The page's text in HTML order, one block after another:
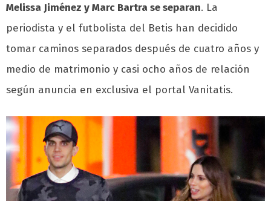
Melissa Jiménez y Marc Bartra se separan. La
periodista y el futbolista del Betis han decidido
tomar caminos separados después de cuatro años y
medio de matrimonio y casi ocho años de relación
según anuncia en exclusiva el portal Vanitatis.